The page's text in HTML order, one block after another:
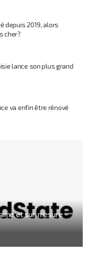
depuis 2019, alors
cher?
lance son plus grand
va enfin être rénové
et sur mesure